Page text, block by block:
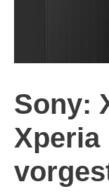
Sony:
Xperia